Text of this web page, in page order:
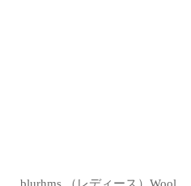
blurhms （レディース）Wool